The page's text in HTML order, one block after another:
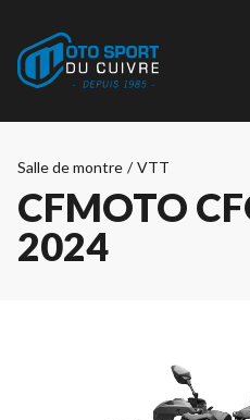
Salle de montre / VTT
CFMOTO
2024